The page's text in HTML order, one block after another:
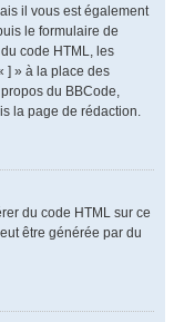
il vous est également
le formulaire de
code HTML, les
] » à la place des
du BBCode,
la page de rédaction.
du code HTML sur ce
être générée par du